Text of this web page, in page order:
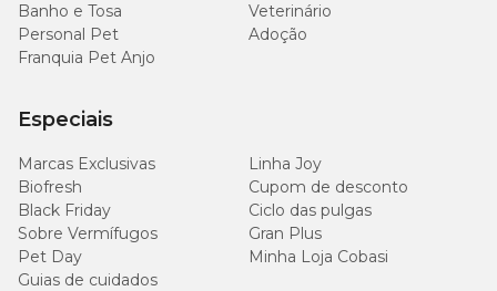
Banho e Tosa
Veterinário
Personal Pet
Adoção
Franquia Pet Anjo
Especiais
Marcas Exclusivas
Linha Joy
Biofresh
Cupom de desconto
Black Friday
Ciclo das pulgas
Sobre Vermífugos
Gran Plus
Pet Day
Minha Loja Cobasi
Guias de cuidados